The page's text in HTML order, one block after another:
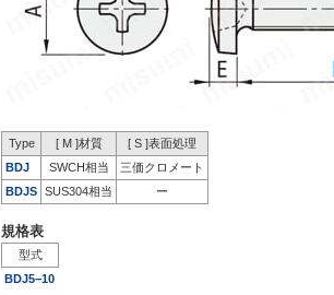
Type [ M ]材質
[ S ]表面処理
BDJ
SWCH相当
三価クロメート
BDJS SUS304相当 ー
規格表
型式
BDJ5−10